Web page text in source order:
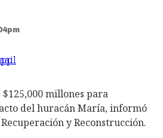
millones para
del huracán María, informó
y Reconstrucción.